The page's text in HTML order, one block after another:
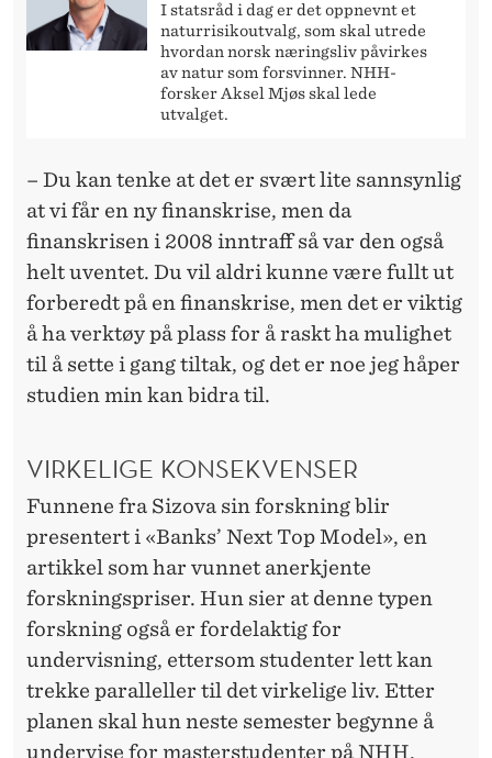
I statsråd i dag er det oppnevnt et
naturrisikoutvalg, som skal utrede
hvordan norsk næringsliv påvirkes
av natur som forsvinner. NHH-
forsker Aksel Mjøs skal lede
utvalget.
– Du kan tenke at det er svært lite sannsynlig
at vi får en ny finanskrise, men da
finanskrisen i 2008 inntraff så var den også
helt uventet. Du vil aldri kunne være fullt ut
forberedt på en finanskrise, men det er viktig
å ha verktøy på plass for å raskt ha mulighet
til å sette i gang tiltak, og det er noe jeg håper
studien min kan bidra til.
VIRKELIGE KONSEKVENSER
Funnene fra Sizova sin forskning blir
presentert i «Banks’ Next Top Model», en
artikkel som har vunnet anerkjente
forskningspriser. Hun sier at denne typen
forskning også er fordelaktig for
undervisning, ettersom studenter lett kan
trekke paralleller til det virkelige liv. Etter
planen skal hun neste semester begynne å
undervise for masterstudenter på NHH.